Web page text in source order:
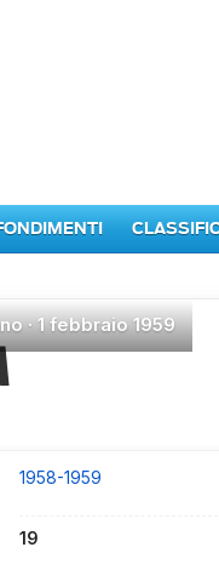
·1 febbraio 1959
1958-1959
19